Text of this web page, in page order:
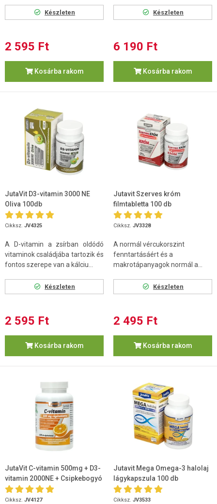
Készleten
2 595 Ft
Kosárba rakom
Készleten
6 190 Ft
Kosárba rakom
JutaVit D3-vitamin 3000 NE
Oliva 100db
Cikksz. JV4325
A D-vitamin a zsírban oldódó
vitaminok családjába tartozik és
fontos szerepe van a kálciu...
Készleten
2 595 Ft
Kosárba rakom
Jutavit Szerves króm
filmtabletta 100 db
Cikksz. JV3328
A normál vércukorszint
fenntartásáért és a
makrotápanyagok normál a...
Készleten
2 495 Ft
Kosárba rakom
JutaVit C-vitamin 500mg + D3-
vitamin 2000NE + Csipkebogyó
kivonat rágótabletta 100db
Cikksz. JV4127
Jutavit Mega Omega-3 halolaj
lágykapszula 100 db
Cikksz. JV3533